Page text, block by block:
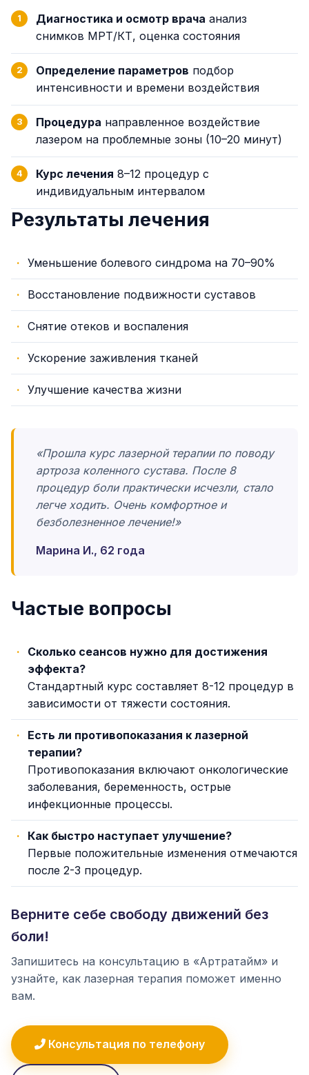
Диагностика и осмотр врача анализ
снимков МРТ/КТ, оценка состояния
Определение параметров подбор
интенсивности и времени воздействия
Процедура направленное воздействие
лазером на проблемные зоны (10–20 минут)
Курс лечения 8–12 процедур с
индивидуальным интервалом
Результаты лечения
Уменьшение болевого синдрома на 70–90%
Восстановление подвижности суставов
Снятие отеков и воспаления
Ускорение заживления тканей
Улучшение качества жизни
«Прошла курс лазерной терапии по поводу
артроза коленного сустава. После 8
процедур боли практически исчезли, стало
легче ходить. Очень комфортное и
безболезненное лечение!»
Марина И., 62 года
Частые вопросы
Сколько сеансов нужно для достижения
эффекта?
Стандартный курс составляет 8-12 процедур в
зависимости от тяжести состояния.
Есть ли противопоказания к лазерной
терапии?
Противопоказания включают онкологические
заболевания, беременность, острые
инфекционные процессы.
Как быстро наступает улучшение?
Первые положительные изменения отмечаются
после 2-3 процедур.
Верните себе свободу движений без
боли!
Запишитесь на консультацию в «Артратайм» и
узнайте, как лазерная терапия поможет именно
вам.
Консультация по телефону